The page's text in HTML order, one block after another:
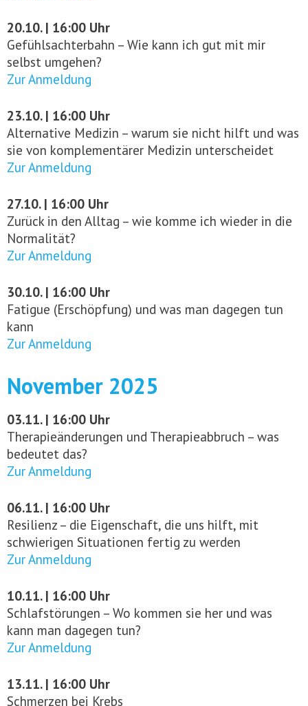
20.10. | 16:00 Uhr
Gefühlsachterbahn – Wie kann ich gut mit mir
selbst umgehen?
Zur Anmeldung
23.10. | 16:00 Uhr
Alternative Medizin – warum sie nicht hilft und was
sie von komplementärer Medizin unterscheidet
Zur Anmeldung
27.10. | 16:00 Uhr
Zurück in den Alltag – wie komme ich wieder in die
Normalität?
Zur Anmeldung
30.10. | 16:00 Uhr
Fatigue (Erschöpfung) und was man dagegen tun
kann
Zur Anmeldung
November 2025
03.11. | 16:00 Uhr
Therapieänderungen und Therapieabbruch – was
bedeutet das?
Zur Anmeldung
06.11. | 16:00 Uhr
Resilienz – die Eigenschaft, die uns hilft, mit
schwierigen Situationen fertig zu werden
Zur Anmeldung
10.11. | 16:00 Uhr
Schlafstörungen – Wo kommen sie her und was
kann man dagegen tun?
Zur Anmeldung
13.11. | 16:00 Uhr
Schmerzen bei Krebs